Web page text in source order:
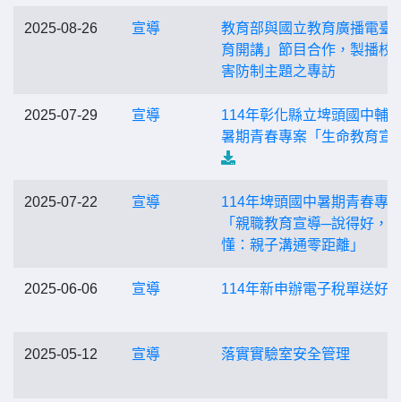
2025-08-26 宣導
教育部與國立教育廣播電臺
育開講」節目合作，製播校
害防制主題之專訪
2025-07-29 宣導
114年彰化縣立埤頭國中輔
暑期青春專案「生命教育宣
2025-07-22 宣導
114年埤頭國中暑期青春專
「親職教育宣導─說得好，
懂：親子溝通零距離」
2025-06-06 宣導 114年新申辦電子稅單送好
2025-05-12 宣導 落實實驗室安全管理